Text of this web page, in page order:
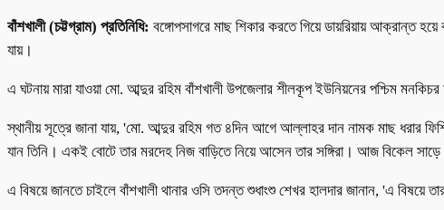
বাঁশখালী (চট্টগ্রাম) প্রতিনিধি: বঙ্গোপসাগরে মাছ শিকার করতে গিয়ে ডায়রিয়ায় আক্রান্ত
যায়।
এ ঘটনায় মারা যাওয়া মো. আব্দুর রহিম বাঁশখালী উপজেলার শীলকূপ ইউনিয়নের পশ্চিম
স্থানীয় সূত্রে জানা যায়, 'মো. আব্দুর রহিম গত ৪দিন আগে আল্লাহর দান নামক মাছ ধরার
যান তিনি। একই বোটে তার মরদেহ নিজ বাড়িতে নিয়ে আসেন তার সঙ্গিরা। আজ বিকেল
এ বিষয়ে জানতে চাইলে বাঁশখালী থানার ওসি তদন্ত শুধাংশু শেখর হালদার জানান, 'এ বিষয়ে